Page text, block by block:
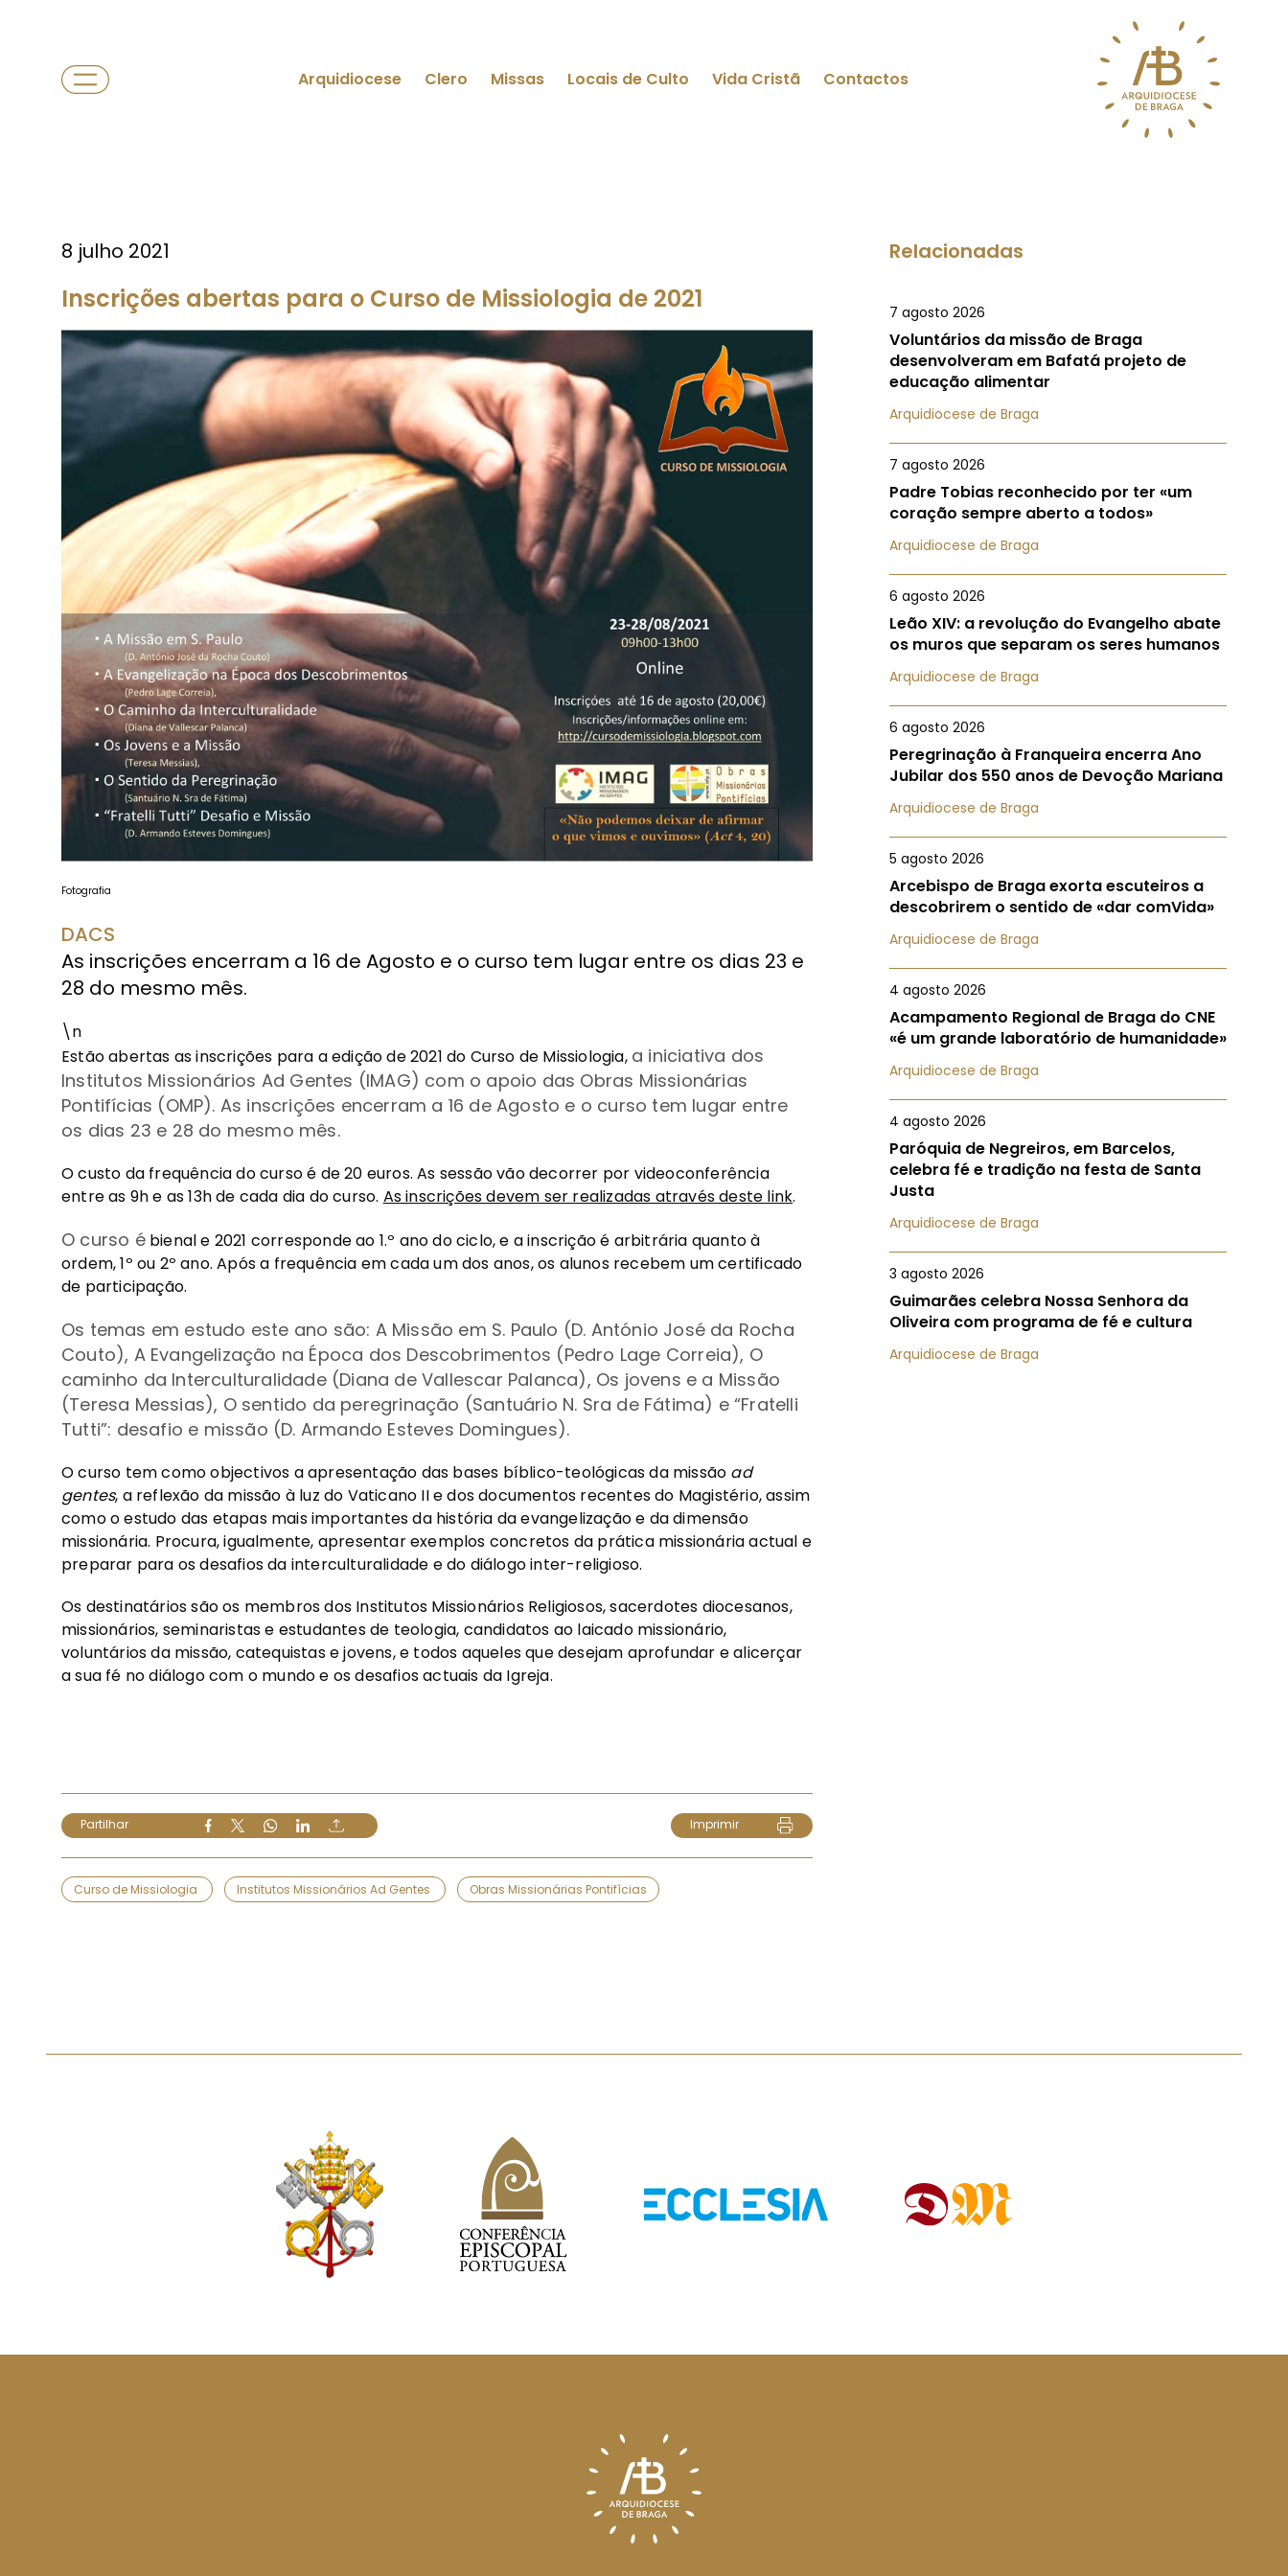
Arquidiocese Clero Missas Locais de Culto Vida Cristã Contactos
8 julho 2021
Inscrições abertas para o Curso de Missiologia de 2021
Fotografia
DACS
As inscrições encerram a 16 de Agosto e o curso tem lugar entre os dias 23 e
28 do mesmo mês.
\n
Estão abertas as inscrições para a edição de 2021 do Curso de Missiologia, a iniciativa dos
Institutos Missionários Ad Gentes (IMAG) com o apoio das Obras Missionárias
Pontifícias (OMP). As inscrições encerram a 16 de Agosto e o curso tem lugar entre
os dias 23 e 28 do mesmo mês.
O custo da frequência do curso é de 20 euros. As sessão vão decorrer por videoconferência
entre as 9h e as 13h de cada dia do curso. As inscrições devem ser realizadas através deste link.
O curso ébienal e 2021 corresponde ao 1.º ano do ciclo, e a inscrição é arbitrária quanto à
ordem, 1º ou 2º ano. Após a frequência em cada um dos anos, os alunos recebem um certificado
de participação.
Os temas em estudo este ano são: A Missão em S. Paulo (D. António José da Rocha
Couto), A Evangelização na Época dos Descobrimentos (Pedro Lage Correia), O
caminho da Interculturalidade (Diana de Vallescar Palanca), Os jovens e a Missão
(Teresa Messias), O sentido da peregrinação (Santuário N. Sra de Fátima) e “Fratelli
Tutti”: desafio e missão (D. Armando Esteves Domingues).
O curso tem como objectivos a apresentação das bases bíblico-teológicas da missão ad
gentes, a reflexão da missão à luz do Vaticano II e dos documentos recentes do Magistério, assim
como o estudo das etapas mais importantes da história da evangelização e da dimensão
missionária. Procura, igualmente, apresentar exemplos concretos da prática missionária actual e
preparar para os desafios da interculturalidade e do diálogo inter-religioso.
Os destinatários são os membros dos Institutos Missionários Religiosos, sacerdotes diocesanos,
missionários, seminaristas e estudantes de teologia, candidatos ao laicado missionário,
voluntários da missão, catequistas e jovens, e todos aqueles que desejam aprofundar e alicerçar
a sua fé no diálogo com o mundo e os desafios actuais da Igreja.
Partilhar Imprimir
Curso de Missiologia Institutos Missionários Ad Gentes Obras Missionárias Pontifícias
Relacionadas
7 agosto 2026
Voluntários da missão de Braga
desenvolveram em Bafatá projeto de
educação alimentar
Arquidiocese de Braga
7 agosto 2026
Padre Tobias reconhecido por ter «um
coração sempre aberto a todos»
Arquidiocese de Braga
6 agosto 2026
Leão XIV: a revolução do Evangelho abate
os muros que separam os seres humanos
Arquidiocese de Braga
6 agosto 2026
Peregrinação à Franqueira encerra Ano
Jubilar dos 550 anos de Devoção Mariana
Arquidiocese de Braga
5 agosto 2026
Arcebispo de Braga exorta escuteiros a
descobrirem o sentido de «dar comVida»
Arquidiocese de Braga
4 agosto 2026
Acampamento Regional de Braga do CNE
«é um grande laboratório de humanidade»
Arquidiocese de Braga
4 agosto 2026
Paróquia de Negreiros, em Barcelos,
celebra fé e tradição na festa de Santa
Justa
Arquidiocese de Braga
3 agosto 2026
Guimarães celebra Nossa Senhora da
Oliveira com programa de fé e cultura
Arquidiocese de Braga